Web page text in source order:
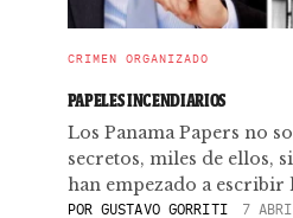
CRIMEN ORGANIZADO
PAPELES INCENDIARIOS
Los Panama Papers no
secretos, miles de ellos,
han empezado a escribir
POR GUSTAVO GORRITI 7